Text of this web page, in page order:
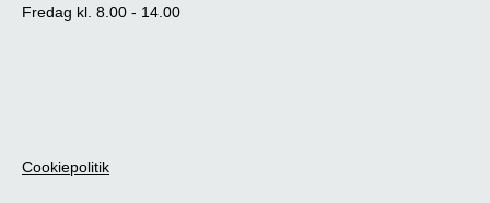
Fredag kl. 8.00 - 14.00
Cookiepolitik